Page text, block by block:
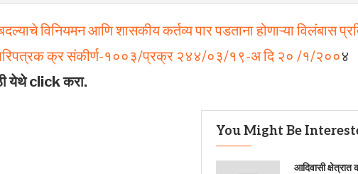
विनियमन आणि शासकीय कर्तव्य पार पडताना होणाऱ्या विलंबास
क्र संकीर्ण-१००३/प्रक्र २४४/०३/१९-अ दि २० /१/२००४
येथे click करा.
You Might Be
आदिवासी क्षेत्रात